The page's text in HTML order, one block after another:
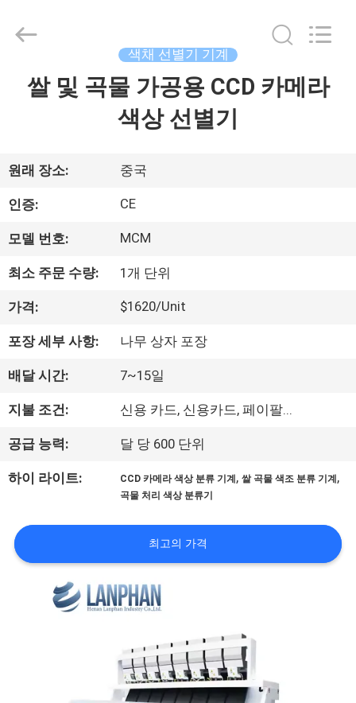
품
동
영
우
리
에
대
하
공
2026
색채 선별기 기계
쌀 및 곡물 가공용 CCD 카메라
색상 선별기
원래 장소: 중국
인증: CE
모델 번호: MCM
최소 주문 수량: 1개 단위
가격: $1620/Unit
포장 세부 사항: 나무 상자 포장
배달 시간: 7~15일
지불 조건: 신용 카드, 신용카드, 페이팔...
공급 능력: 달 당 600 단위
하이 라이트: CCD 카메라 색상 분류 기계 ,쌀 곡물 색조 분류 기계 ,
곡물 처리 색상 분류기
최고의 가격